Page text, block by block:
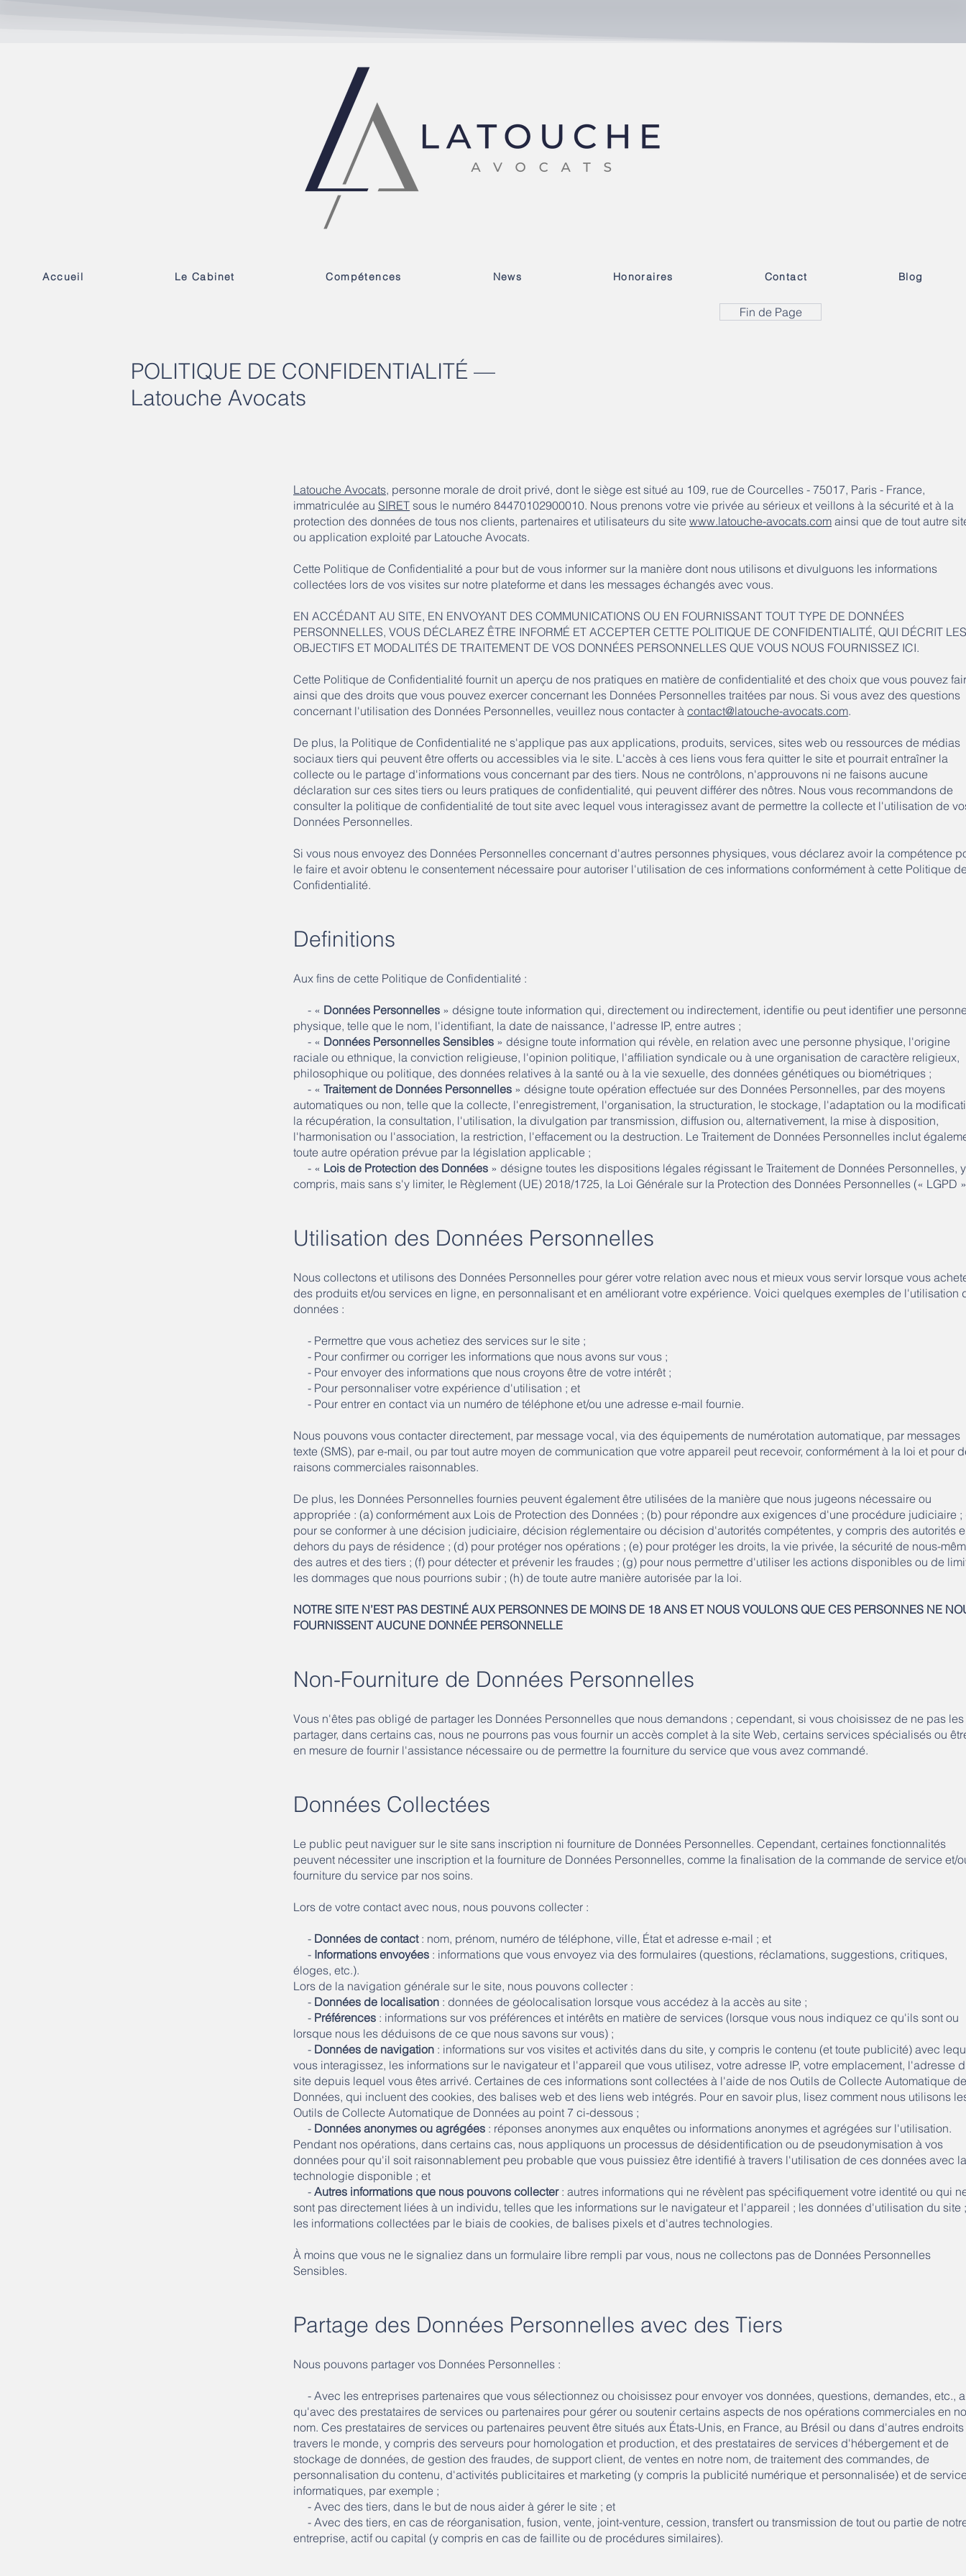
Accueil Le Cabinet Compétences News Honoraires Contact Blog
Fin de Page
POLITIQUE DE CONFIDENTIALITÉ —
Latouche Avocats
Latouche Avocats, personne morale de droit privé, dont le siège est situé au 109, rue de Courcelles - 75017, Paris - France,
immatriculée au SIRET sous le numéro 84470102900010. Nous prenons votre vie privée au sérieux et veillons à la sécurité et à la
protection des données de tous nos clients, partenaires et utilisateurs du site www.latouche-avocats.com ainsi que de tout autre
ou application exploité par Latouche Avocats.
Cette Politique de Confidentialité a pour but de vous informer sur la manière dont nous utilisons et divulguons les informations
collectées lors de vos visites sur notre plateforme et dans les messages échangés avec vous.
EN ACCÉDANT AU SITE, EN ENVOYANT DES COMMUNICATIONS OU EN FOURNISSANT TOUT TYPE DE DONNÉES
PERSONNELLES, VOUS DÉCLAREZ ÊTRE INFORMÉ ET ACCEPTER CETTE POLITIQUE DE CONFIDENTIALITÉ, QUI DÉCRIT LES
OBJECTIFS ET MODALITÉS DE TRAITEMENT DE VOS DONNÉES PERSONNELLES QUE VOUS NOUS FOURNISSEZ ICI.
Cette Politique de Confidentialité fournit un aperçu de nos pratiques en matière de confidentialité et des choix que vous pouvez
ainsi que des droits que vous pouvez exercer concernant les Données Personnelles traitées par nous. Si vous avez des questions
concernant l'utilisation des Données Personnelles, veuillez nous contacter à contact@latouche-avocats.com.
De plus, la Politique de Confidentialité ne s'applique pas aux applications, produits, services, sites web ou ressources de médias
sociaux tiers qui peuvent être offerts ou accessibles via le site. L'accès à ces liens vous fera quitter le site et pourrait entraîner la
collecte ou le partage d'informations vous concernant par des tiers. Nous ne contrôlons, n'approuvons ni ne faisons aucune
déclaration sur ces sites tiers ou leurs pratiques de confidentialité, qui peuvent différer des nôtres. Nous vous recommandons de
consulter la politique de confidentialité de tout site avec lequel vous interagissez avant de permettre la collecte et l'utilisation de
Données Personnelles.
Si vous nous envoyez des Données Personnelles concernant d'autres personnes physiques, vous déclarez avoir la compétence
le faire et avoir obtenu le consentement nécessaire pour autoriser l'utilisation de ces informations conformément à cette Politique
Confidentialité.
​Definitions
​Aux fins de cette Politique de Confidentialité :
- « Données Personnelles » désigne toute information qui, directement ou indirectement, identifie ou peut identifier une
physique, telle que le nom, l'identifiant, la date de naissance, l'adresse IP, entre autres ;
- « Données Personnelles Sensibles » désigne toute information qui révèle, en relation avec une personne physique, l'origine
raciale ou ethnique, la conviction religieuse, l'opinion politique, l'affiliation syndicale ou à une organisation de caractère religieux,
philosophique ou politique, des données relatives à la santé ou à la vie sexuelle, des données génétiques ou biométriques ;
- « Traitement de Données Personnelles » désigne toute opération effectuée sur des Données Personnelles, par des moyens
automatiques ou non, telle que la collecte, l'enregistrement, l'organisation, la structuration, le stockage, l'adaptation ou la
la récupération, la consultation, l'utilisation, la divulgation par transmission, diffusion ou, alternativement, la mise à disposition,
l'harmonisation ou l'association, la restriction, l'effacement ou la destruction. Le Traitement de Données Personnelles inclut
toute autre opération prévue par la législation applicable ;
- « Lois de Protection des Données » désigne toutes les dispositions légales régissant le Traitement de Données Personnelles, y
compris, mais sans s'y limiter, le Règlement (UE) 2018/1725, la Loi Générale sur la Protection des Données Personnelles (« LGPD
Utilisation des Données Personnelles
Nous collectons et utilisons des Données Personnelles pour gérer votre relation avec nous et mieux vous servir lorsque vous
des produits et/ou services en ligne, en personnalisant et en améliorant votre expérience. Voici quelques exemples de l'utilisation
données :
- Permettre que vous achetiez des services sur le site ;
- Pour confirmer ou corriger les informations que nous avons sur vous ;
- Pour envoyer des informations que nous croyons être de votre intérêt ;
- Pour personnaliser votre expérience d'utilisation ; et
- Pour entrer en contact via un numéro de téléphone et/ou une adresse e-mail fournie.
Nous pouvons vous contacter directement, par message vocal, via des équipements de numérotation automatique, par messages
texte (SMS), par e-mail, ou par tout autre moyen de communication que votre appareil peut recevoir, conformément à la loi et pour
raisons commerciales raisonnables.
De plus, les Données Personnelles fournies peuvent également être utilisées de la manière que nous jugeons nécessaire ou
appropriée : (a) conformément aux Lois de Protection des Données ; (b) pour répondre aux exigences d'une procédure judiciaire ;
pour se conformer à une décision judiciaire, décision réglementaire ou décision d'autorités compétentes, y compris des autorités
dehors du pays de résidence ; (d) pour protéger nos opérations ; (e) pour protéger les droits, la vie privée, la sécurité de nous-
des autres et des tiers ; (f) pour détecter et prévenir les fraudes ; (g) pour nous permettre d'utiliser les actions disponibles ou de
les dommages que nous pourrions subir ; (h) de toute autre manière autorisée par la loi.
NOTRE SITE N’EST PAS DESTINÉ AUX PERSONNES DE MOINS DE 18 ANS ET NOUS VOULONS QUE CES PERSONNES NE
FOURNISSENT AUCUNE DONNÉE PERSONNELLE
Non-Fourniture de Données Personnelles
Vous n'êtes pas obligé de partager les Données Personnelles que nous demandons ; cependant, si vous choisissez de ne pas les
partager, dans certains cas, nous ne pourrons pas vous fournir un accès complet à la site Web, certains services spécialisés ou
en mesure de fournir l'assistance nécessaire ou de permettre la fourniture du service que vous avez commandé.
Données Collectées
Le public peut naviguer sur le site sans inscription ni fourniture de Données Personnelles. Cependant, certaines fonctionnalités
peuvent nécessiter une inscription et la fourniture de Données Personnelles, comme la finalisation de la commande de service et/
fourniture du service par nos soins.
Lors de votre contact avec nous, nous pouvons collecter :
- Données de contact: nom, prénom, numéro de téléphone, ville, État et adresse e-mail ; et
- Informations envoyées : informations que vous envoyez via des formulaires (questions, réclamations, suggestions, critiques,
éloges, etc.).
Lors de la navigation générale sur le site, nous pouvons collecter :
- Données de localisation : données de géolocalisation lorsque vous accédez à la accès au site ;
- Préférences : informations sur vos préférences et intérêts en matière de services (lorsque vous nous indiquez ce qu'ils sont ou
lorsque nous les déduisons de ce que nous savons sur vous) ;
- Données de navigation : informations sur vos visites et activités dans du site, y compris le contenu (et toute publicité) avec
vous interagissez, les informations sur le navigateur et l'appareil que vous utilisez, votre adresse IP, votre emplacement, l'adresse
site depuis lequel vous êtes arrivé. Certaines de ces informations sont collectées à l'aide de nos Outils de Collecte Automatique de
Données, qui incluent des cookies, des balises web et des liens web intégrés. Pour en savoir plus, lisez comment nous utilisons
Outils de Collecte Automatique de Données au point 7 ci-dessous ;
- Données anonymes ou agrégées : réponses anonymes aux enquêtes ou informations anonymes et agrégées sur l'utilisation.
Pendant nos opérations, dans certains cas, nous appliquons un processus de désidentification ou de pseudonymisation à vos
données pour qu'il soit raisonnablement peu probable que vous puissiez être identifié à travers l'utilisation de ces données avec la
technologie disponible ; et
- Autres informations que nous pouvons collecter: autres informations qui ne révèlent pas spécifiquement votre identité ou qui
sont pas directement liées à un individu, telles que les informations sur le navigateur et l'appareil ; les données d'utilisation du site
les informations collectées par le biais de cookies, de balises pixels et d'autres technologies.
À moins que vous ne le signaliez dans un formulaire libre rempli par vous, nous ne collectons pas de Données Personnelles
Sensibles.
Partage des Données Personnelles avec des Tiers
Nous pouvons partager vos Données Personnelles :
- Avec les entreprises partenaires que vous sélectionnez ou choisissez pour envoyer vos données, questions, demandes, etc.,
qu'avec des prestataires de services ou partenaires pour gérer ou soutenir certains aspects de nos opérations commerciales en
nom. Ces prestataires de services ou partenaires peuvent être situés aux États-Unis, en France, au Brésil ou dans d'autres endroits
travers le monde, y compris des serveurs pour homologation et production, et des prestataires de services d'hébergement et de
stockage de données, de gestion des fraudes, de support client, de ventes en notre nom, de traitement des commandes, de
personnalisation du contenu, d'activités publicitaires et marketing (y compris la publicité numérique et personnalisée) et de
informatiques, par exemple ;
- Avec des tiers, dans le but de nous aider à gérer le site ; et
- Avec des tiers, en cas de réorganisation, fusion, vente, joint-venture, cession, transfert ou transmission de tout ou partie de
entreprise, actif ou capital (y compris en cas de faillite ou de procédures similaires).